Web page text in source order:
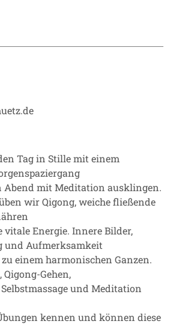
Tag in Stille mit einem
Abend mit Meditation ausklingen.
wir Qigong, weiche fließende
vitale Energie. Innere Bilder,
und Aufmerksamkeit
einem harmonischen Ganzen.
Gehen,
und Meditation
kennen und können diese